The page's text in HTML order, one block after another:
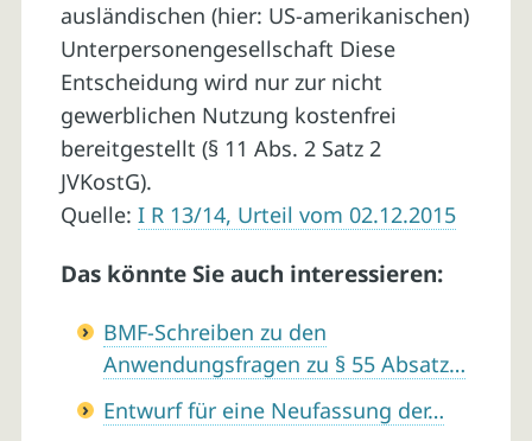
ausländischen (hier: US-amerikanischen)
Unterpersonengesellschaft Diese
Entscheidung wird nur zur nicht
gewerblichen Nutzung kostenfrei
bereitgestellt (§ 11 Abs. 2 Satz 2
JVKostG).
Quelle: I R 13/14, Urteil vom 02.12.2015
Das könnte Sie auch interessieren:
BMF-Schreiben zu den
Anwendungsfragen zu § 55 Absatz…
Entwurf für eine Neufassung der…